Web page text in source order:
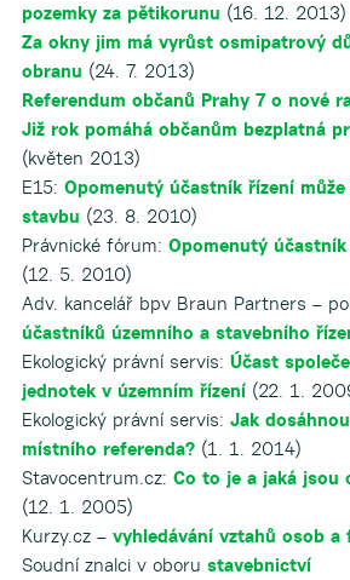
pozemky za pětikorunu (16. 12. 2013)
Za okny jim má vyrůst osmipatrový
obranu (24. 7. 2013)
Referendum občanů Prahy 7 o nové
Již rok pomáhá občanům bezplatná
(květen 2013)
E15: Opomenutý účastník řízení
stavbu (23. 8. 2010)
Právnické fórum: Opomenutý
(12. 5. 2010)
Adv. kancelář bpv Braun Partners –
účastníků územního a stavebního
Ekologický právní servis: Účast
jednotek v územním řízení(22. 1.
Ekologický právní servis: Jak
místního referenda?(1. 1. 2014)
Stavocentrum.cz: Co to je a jaká jsou
(12. 1. 2005)
Kurzy.cz – vyhledávání vztahů osob a
Soudní znalci v oboru stavebnictví